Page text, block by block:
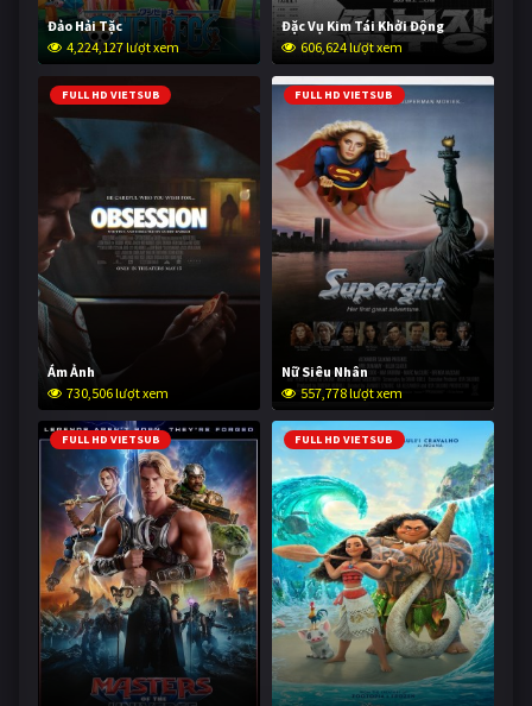
Đảo Hải Tặc
4,224,127 lượt xem
Đặc Vụ Kim Tái Khởi Động
606,624 lượt xem
FULL HD VIETSUB
Ám Ảnh
730,506 lượt xem
FULL HD VIETSUB
Nữ Siêu Nhân
557,778 lượt xem
FULL HD VIETSUB FULL HD VIETSUB